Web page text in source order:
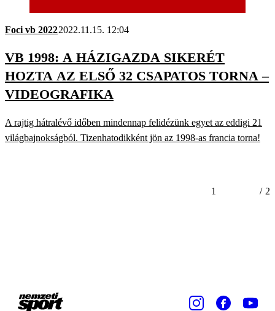
Foci vb 20222022.11.15. 12:04
VB 1998: A HÁZIGAZDA SIKERÉT
HOZTA AZ ELSŐ 32 CSAPATOS TORNA –
VIDEOGRAFIKA
A rajtig hátralévő időben mindennap felidézünk egyet az eddigi 21
világbajnokságból. Tizenhatodikként jön az 1998-as francia torna!
1 / 2